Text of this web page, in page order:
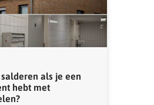
als je een
hebt met